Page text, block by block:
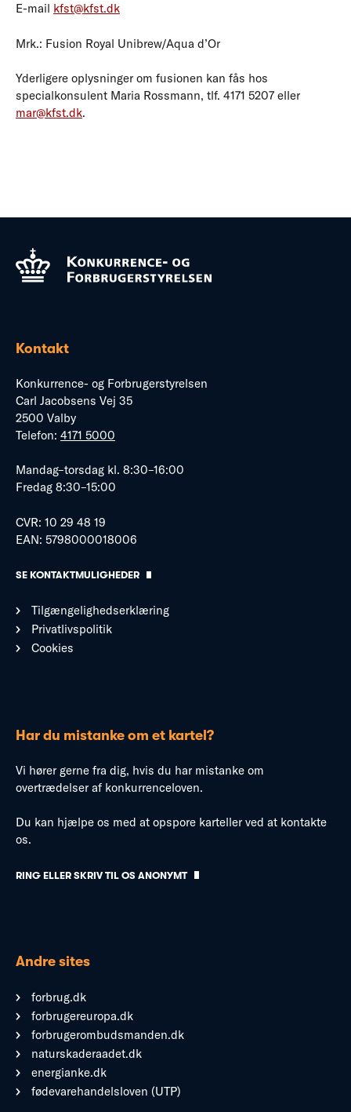
E-mail kfst@kfst.dk
Mrk.: Fusion Royal Unibrew/Aqua d’Or
Yderligere oplysninger om fusionen kan fås hos
specialkonsulent Maria Rossmann, tlf. 4171 5207 eller
mar@kfst.dk.
Kontakt
Konkurrence- og Forbrugerstyrelsen
Carl Jacobsens Vej 35
2500 Valby
Telefon: 4171 5000
Mandag–torsdag kl. 8:30–16:00
Fredag 8:30–15:00
CVR: 10 29 48 19
EAN: 5798000018006
SE KONTAKTMULIGHEDER
Tilgængelighedserklæring
Privatlivspolitik
Cookies
Har du mistanke om et kartel?
Vi hører gerne fra dig, hvis du har mistanke om
overtrædelser af konkurrenceloven.
Du kan hjælpe os med at opspore karteller ved at kontakte
os.
RING ELLER SKRIV TIL OS ANONYMT
Andre sites
forbrug.dk
forbrugereuropa.dk
forbrugerombudsmanden.dk
naturskaderaadet.dk
energianke.dk
fødevarehandelsloven (UTP)